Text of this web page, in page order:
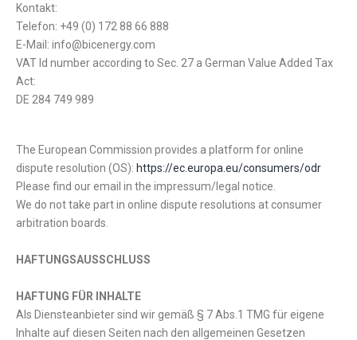
Kontakt:
Telefon: +49 (0) 172 88 66 888
E-Mail: info@bicenergy.com
VAT Id number according to Sec. 27 a German Value Added Tax
Act:
DE 284 749 989
The European Commission provides a platform for online
dispute resolution (OS): https://ec.europa.eu/consumers/odr
Please find our email in the impressum/legal notice.
We do not take part in online dispute resolutions at consumer
arbitration boards.
HAFTUNGSAUSSCHLUSS
HAFTUNG FÜR INHALTE
Als Diensteanbieter sind wir gemäß § 7 Abs.1 TMG für eigene
Inhalte auf diesen Seiten nach den allgemeinen Gesetzen